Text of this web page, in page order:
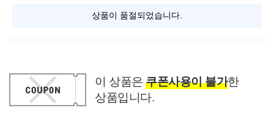
상품이 품절되었습니다.
이 상품은 쿠폰사용이 불가한
상품입니다.